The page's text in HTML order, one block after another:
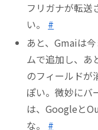
フリガナが転送
い。 #
あと、Gmaiは
ムで追加し、あ
のフィールドが
ぽい。微妙にバ
は、Googleと
な。 #